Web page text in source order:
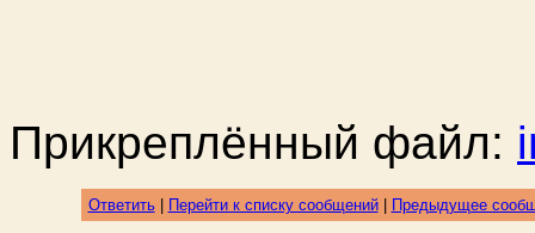
Прикреплённый файл:
Ответить| Перейти к списку сообщений| Предыдущее